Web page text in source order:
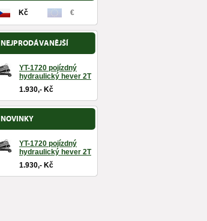
Kč €
NEJPRODÁVANĚJŠÍ
YT-1720 pojízdný
hydraulický hever 2T
1.930,- Kč
NOVINKY
YT-1720 pojízdný
hydraulický hever 2T
1.930,- Kč